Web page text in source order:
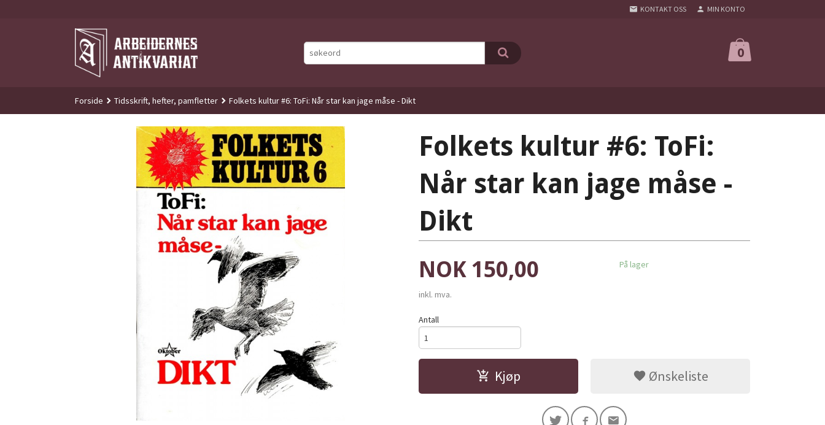
KONTAKT OSS MIN KONTO
0
Forside Tidsskrift, hefter, pamfletter Folkets kultur #6: ToFi: Når star kan jage måse - Dikt
Folkets kultur #6: ToFi:
Når star kan jage måse -
Dikt
Pris
NOK 150,00
inkl. mva.
På lager
Antall
Kjøp Ønskeliste